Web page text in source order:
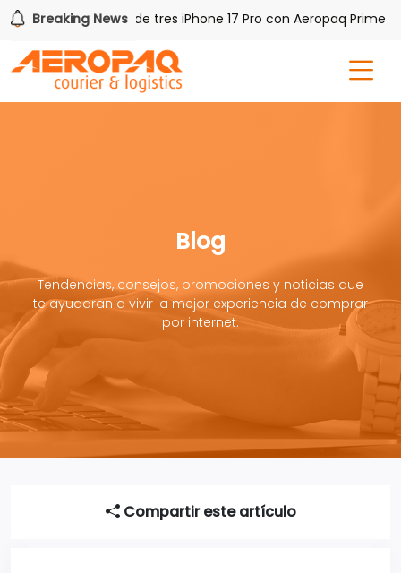
Breaking News
Gana uno de tres iPhone 17 Pro con Aeropaq Prime
Blog
Tendencias, consejos, promociones y noticias que
te ayudaran a vivir la mejor experiencia de comprar
por internet.
Compartir este artículo